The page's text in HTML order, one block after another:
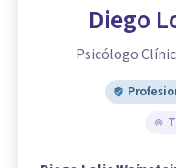
Diego
Psicólogo